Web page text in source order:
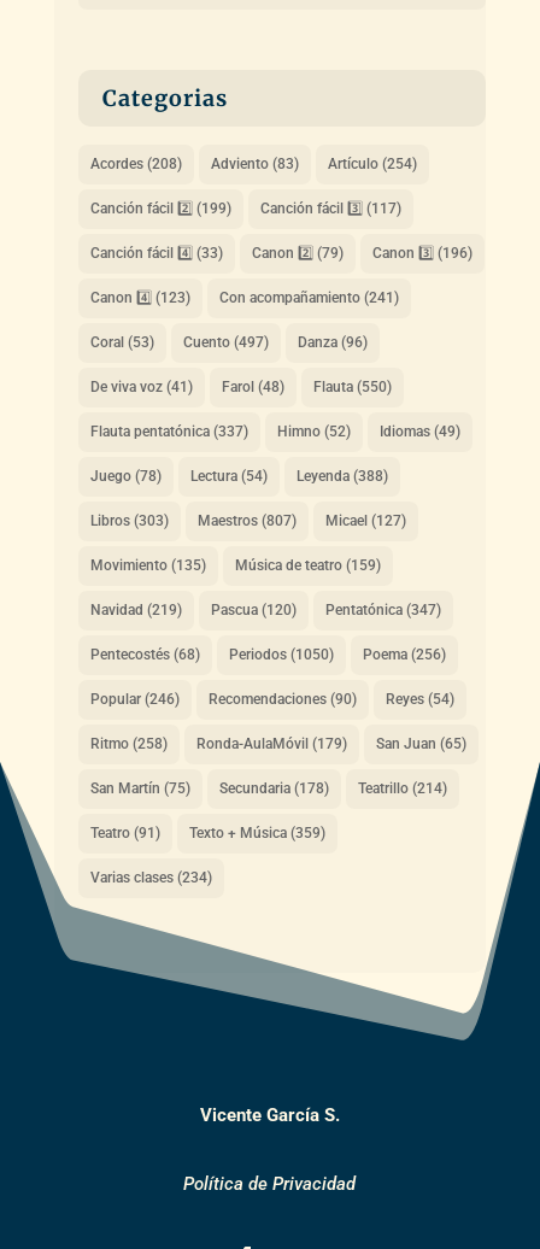
Categorias
Acordes(208) Adviento(83) Artículo(254)
Canción fácil 2️⃣ (199) Canción fácil 3️⃣ (117)
Canción fácil 4️⃣ (33) Canon 2️⃣ (79) Canon 3️⃣ (196)
Canon 4️⃣ (123) Con acompañamiento(241)
Coral(53) Cuento(497) Danza(96)
De viva voz(41) Farol(48) Flauta(550)
Flauta pentatónica(337) Himno(52) Idiomas(49)
Juego(78) Lectura(54) Leyenda(388)
Libros(303) Maestros(807) Micael(127)
Movimiento(135) Música de teatro(159)
Navidad (219) Pascua(120) Pentatónica(347)
Pentecostés(68) Periodos(1050) Poema(256)
Popular(246) Recomendaciones(90) Reyes(54)
Ritmo(258) Ronda-AulaMóvil(179) San Juan (65)
San Martín (75) Secundaria(178) Teatrillo(214)
Teatro(91) Texto + Música(359)
Varias clases(234)
Vicente García S.
Política de Privacidad